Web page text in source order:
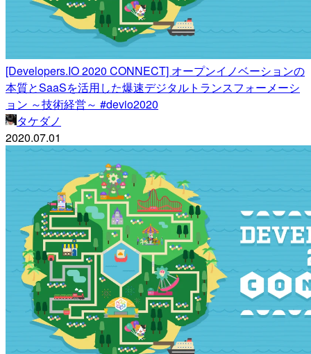
[Developers.IO 2020 CONNECT] オープンイノベーションの
本質とSaaSを活用した爆速デジタルトランスフォーメーシ
ョン ～技術経営～ #devio2020
タケダノ
2020.07.01